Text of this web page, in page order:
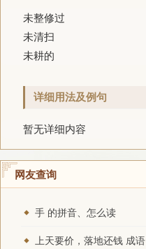
未整修过
未清扫
未耕的
详细用法及例句
暂无详细内容
网友查询
手 的拼音、怎么读